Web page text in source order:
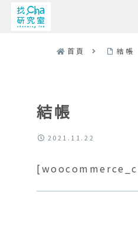
首頁 結帳
結帳
2021.11.22